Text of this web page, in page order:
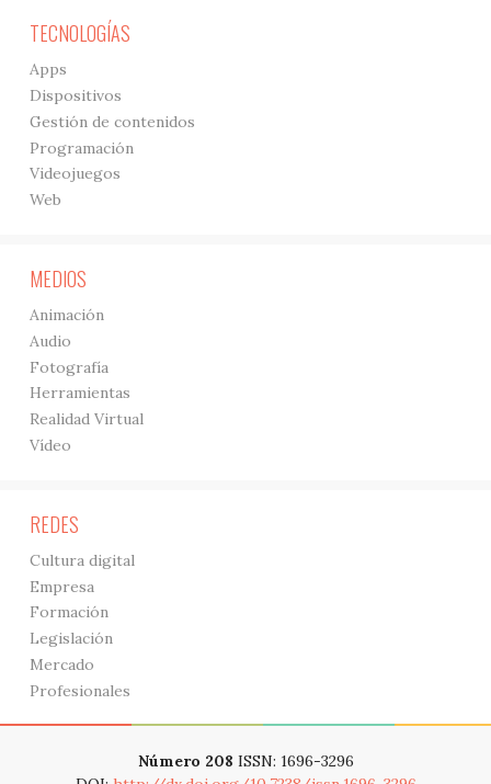
TECNOLOGÍAS
Apps
Dispositivos
Gestión de contenidos
Programación
Videojuegos
Web
MEDIOS
Animación
Audio
Fotografía
Herramientas
Realidad Virtual
Vídeo
REDES
Cultura digital
Empresa
Formación
Legislación
Mercado
Profesionales
Número 208 ISSN: 1696-3296